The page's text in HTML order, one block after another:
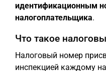
идентификационным
налогоплательщика.
Что такое
Налоговый номер
инспекцией каждому